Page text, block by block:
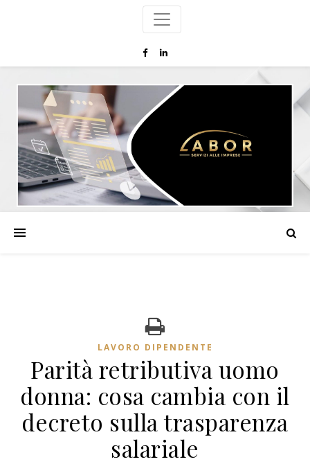
LAVORO DIPENDENTE
Parità retributiva uomo
donna: cosa cambia con il
decreto sulla trasparenza
salariale